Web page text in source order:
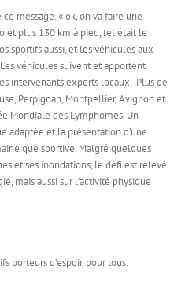
message. « ok, on va faire une
et plus 130 km à pied, tel était le
sportifs aussi, et les véhicules aux
véhicules suivent et apportent
intervenants experts locaux. Plus de
Perpignan, Montpellier, Avignon et
Mondiale des Lymphomes. Un
adaptée et la présentation d’une
que sportive. Malgré quelques
et ses inondations, le défi est relevé
mais aussi sur l’activité physique
porteurs d’espoir, pour tous.